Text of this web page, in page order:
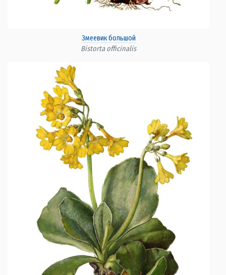
Змеевик большой
Bistorta officinalis